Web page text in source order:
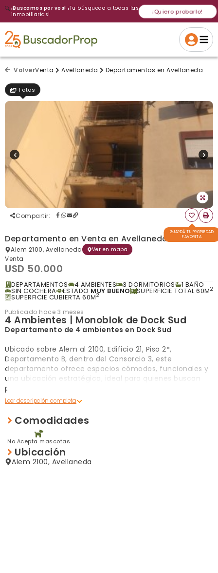
🔍¡Buscamos por vos! ¡Tu búsqueda a todas las
inmobiliarias!
¡Quiero probarlo!
Cancelar Si, eliminar
Gracias
Volver a intentar
VolverVenta Avellaneda Departamentos en Avellaneda
Fotos
Compartir:
GUARDÁ TU PROPIEDAD
FAVORITA
Departamento en Venta en Avellaneda
Alem 2100, Avellaneda Ver en mapa
Venta
USD 50.000
DEPARTAMENTOS 4 AMBIENTES 3 DORMITORIOS 1 BAÑO
SIN COCHERA ESTADO MUY BUENO SUPERFICIE TOTAL 60M2
SUPERFICIE CUBIERTA 60M2
Publicado hace 3 meses
4 Ambientes | Monoblok de Dock Sud
Departamento de 4 ambientes en Dock Sud
Ubicado sobre Alem al 2100, Edificio 21, Piso 2°,
Departamento B, dentro del Consorcio 3, este
departamento ofrece espacios cómodos, funcionales y
una ubicación estratégica, ideal para quienes buscan
practicidad y fácil acceso a todo.
encuentra rodeado de comercios, centro comercial
cercano, escuelas y servicios, además de contar con
importantes líneas de colectivos a pocos metros,
facilitando la conexión con distintos puntos de la ciudad.
La propiedad cuenta con un amplio living-comedor,
Comodidades
No Acepta mascotas
Ubicación
Alem 2100, Avellaneda